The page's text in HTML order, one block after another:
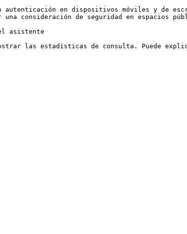
autenticación en dispositivos móviles y de
una consideración de seguridad en espacios
asistente